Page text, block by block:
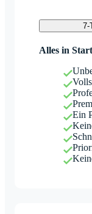
7-
Alles in
Ein